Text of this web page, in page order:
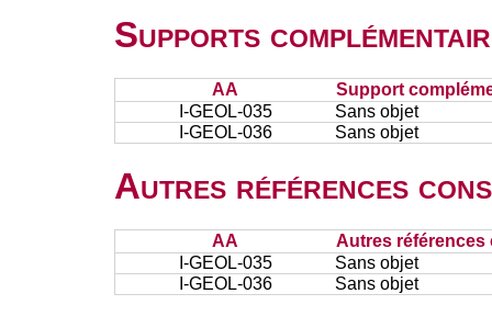
Supports
AA
Support
I-GEOL-035
Sans objet
I-GEOL-036
Sans objet
Autres références
AA
Autres références
I-GEOL-035
Sans objet
I-GEOL-036
Sans objet